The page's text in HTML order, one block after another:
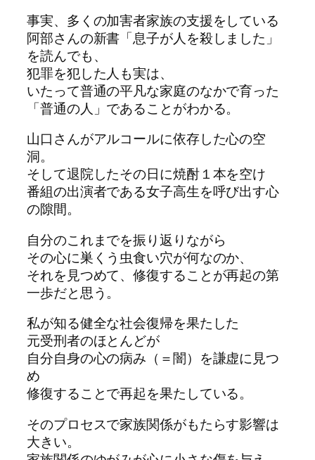
事実、多くの加害者家族の支援をしている
阿部さんの新書「息子が人を殺しました」
を読んでも、
犯罪を犯した人も実は、
いたって普通の平凡な家庭のなかで育った
「普通の人」であることがわかる。
山口さんがアルコールに依存した心の空
洞。
そして退院したその日に焼酎１本を空け
番組の出演者である女子高生を呼び出す心
の隙間。
自分のこれまでを振り返りながら
その心に巣くう虫食い穴が何なのか、
それを見つめて、修復することが再起の第
一歩だと思う。
私が知る健全な社会復帰を果たした
元受刑者のほとんどが
自分自身の心の病み（＝闇）を謙虚に見つ
め
修復することで再起を果たしている。
そのプロセスで家族関係がもたらす影響は
大きい。